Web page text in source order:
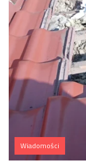
Wiadomości